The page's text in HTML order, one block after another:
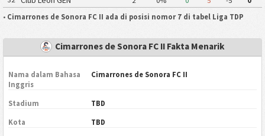
• Cimarrones de Sonora FC II ada di posisi nomor 7 di tabel Liga TDP
Cimarrones de Sonora FC II Fakta Menarik
Nama dalam Bahasa
Inggris
Cimarrones de Sonora FC II
Stadium TBD
Kota TBD